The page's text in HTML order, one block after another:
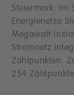
Steiermark: Im
Energienetze
Megawatt
Stromnetz
Zählpunkten.
254